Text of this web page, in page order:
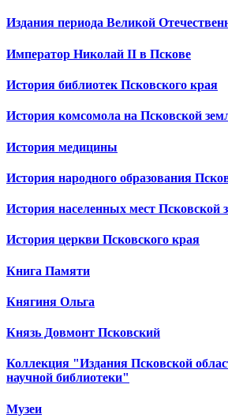
Издания периода Великой
Император Николай II в Пскове
История библиотек Псковского края
История комсомола на Псковской
История медицины
История народного образования
История населенных мест Псковской
История церкви Псковского края
Книга Памяти
Княгиня Ольга
Князь Довмонт Псковский
Коллекция "Издания Псковской
научной библиотеки"
Музеи